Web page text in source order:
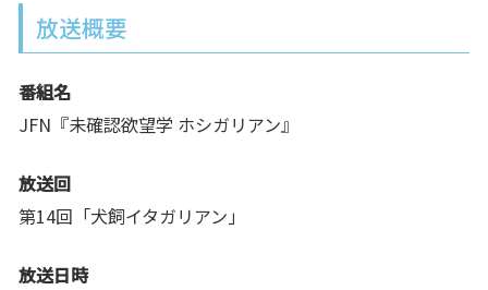
放送概要
番組名
JFN『未確認欲望学 ホシガリアン』
放送回
第14回「犬飼イタガリアン」
放送日時